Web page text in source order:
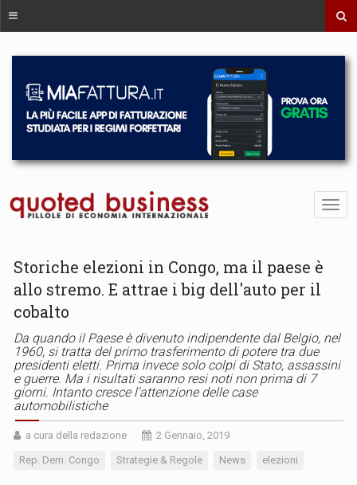
Storiche elezioni in Congo, ma il paese è
allo stremo. E attrae i big dell'auto per il
cobalto
Da quando il Paese è divenuto indipendente dal Belgio, nel
1960, si tratta del primo trasferimento di potere tra due
presidenti eletti. Prima invece solo colpi di Stato, assassini
e guerre. Ma i risultati saranno resi noti non prima di 7
giorni. Intanto cresce l'attenzione delle case
automobilistiche
a cura della redazione 2 Gennaio, 2019
Rep. Dem. Congo Strategie & Regole News elezioni